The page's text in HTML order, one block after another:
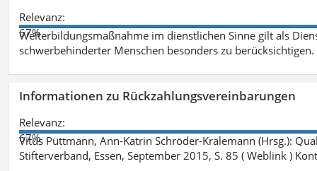
Relevanz:
67%
Weiterbildungsmaßnahme im dienstlichen Sinne gilt als
schwerbehinderter Menschen besonders zu berücksichtigen.
Informationen zu Rückzahlungsvereinbarungen
Relevanz:
67%
Vitus Püttmann, Ann-Katrin Schröder-Kralemann (Hrsg.):
Stifterverband, Essen, September 2015, S. 85 ( Weblink )